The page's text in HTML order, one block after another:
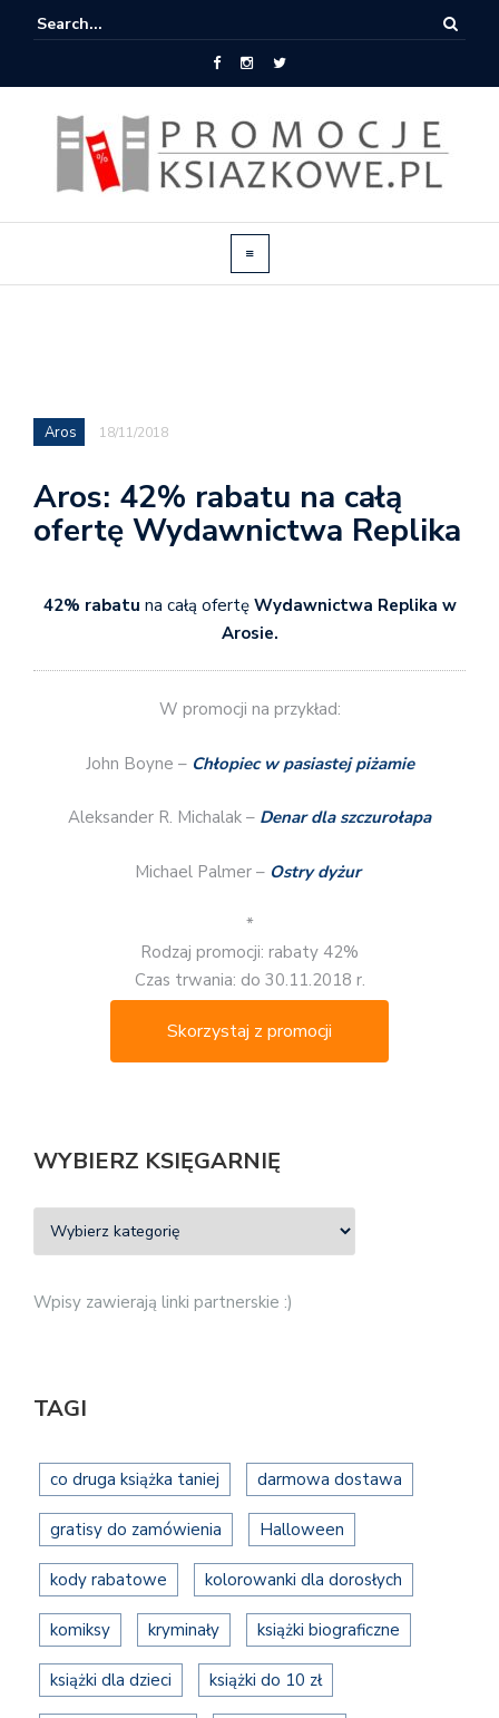
Aros 18/11/2018
Aros: 42% rabatu na całą
ofertę Wydawnictwa Replika
42% rabatu na całą ofertęWydawnictwa Replika w
Arosie.
W promocji na przykład:
John Boyne – Chłopiec w pasiastej piżamie
Aleksander R. Michalak – Denar dla szczurołapa
Michael Palmer – Ostry dyżur
*
Rodzaj promocji: rabaty 42%
Czas trwania: do 30.11.2018 r.
Skorzystaj z promocji
WYBIERZ KSIĘGARNIĘ
Wpisy zawierają linki partnerskie :)
TAGI
co druga książka taniej darmowa dostawa
gratisy do zamówienia Halloween
kody rabatowe kolorowanki dla dorosłych
komiksy kryminały książki biograficzne
książki dla dzieci książki do 10 zł